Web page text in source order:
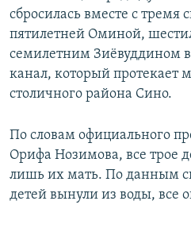
сбросилась вместе с тремя
пятилетней Оминой,
семилетним Зиёвуддином
канал, который протекает
столичного района Сино.
По словам официального
Орифа Нозимова, все трое
лишь их мать. По данным
детей вынули из воды, все